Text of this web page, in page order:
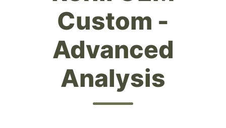
Custom -
Advanced
Analysis